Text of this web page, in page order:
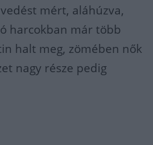
mért, aláhúzva,
harcokban már több
halt meg, zömében nők
nagy része pedig